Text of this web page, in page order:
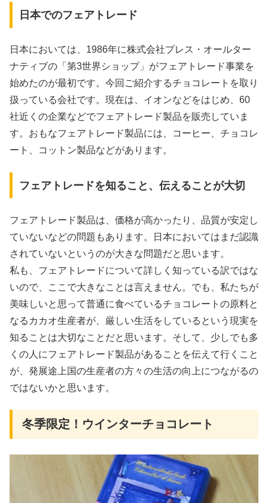
日本でのフェアトレード
日本においては、1986年に株式会社プレス・オールター
ナティブの「第3世界ショップ」がフェアトレード事業を
始めたのが最初です。今回ご紹介するチョコレートを取り
扱っている会社です。現在は、イオンなどをはじめ、60
社近くの企業などでフェアトレード製品を販売していま
す。おもなフェアトレード製品には、コーヒー、チョコレ
ート、コットン製品などがあります。
フェアトレードを知ること、伝えることが大切
フェアトレード製品は、価格が高かったり、品質が安定し
ていないなどの問題もあります。日本においてはまだ認識
されていないというのが大きな問題だと思います。
私も、フェアトレードについて詳しく知っている訳ではな
いので、ここで大きなことは言えません。でも、私たちが
美味しいと思って普通に食べているチョコレートの原料と
なるカカオ生産者が、厳しい生活をしているという現実を
知ることは大切なことだと思います。そして、少しでも多
くの人にフェアトレード製品があることを伝えて行くこと
が、発展途上国の生産者の方々の生活の向上につながるの
ではないかと思います。
冬季限定！ウインターチョコレート